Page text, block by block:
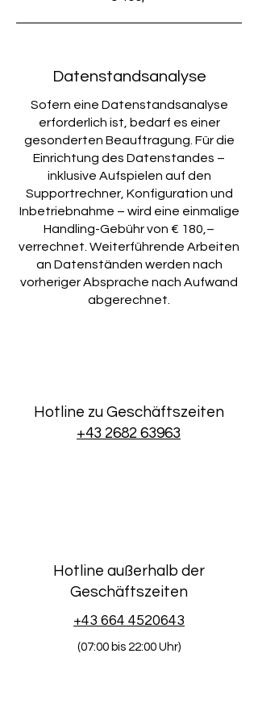
Datenstandsanalyse
Sofern eine Datenstandsanalyse
erforderlich ist, bedarf es einer
gesonderten Beauftragung. Für die
Einrichtung des Datenstandes –
inklusive Aufspielen auf den
Supportrechner, Konfiguration und
Inbetriebnahme – wird eine einmalige
Handling-Gebühr von € 180,–
verrechnet. Weiterführende Arbeiten
an Datenständen werden nach
vorheriger Absprache nach Aufwand
abgerechnet.
Hotline zu Geschäftszeiten
+43 2682 63963
Hotline außerhalb der
Geschäftszeiten
+43 664 4520643
(07:00 bis 22:00 Uhr)